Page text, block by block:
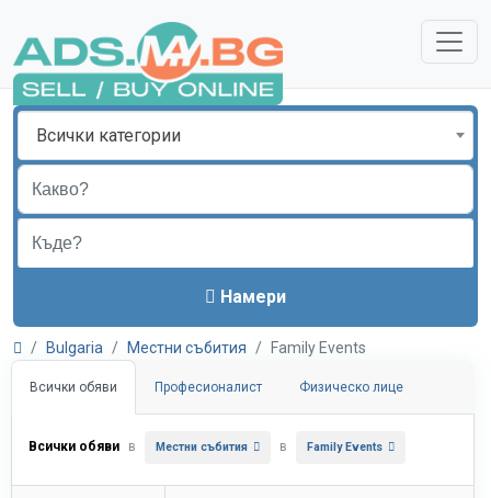
Всички категории
Намери
Bulgaria Местни събития Family Events
Всички обяви Професионалист Физическо лице
Всички обяви в Местни събития в Family Events